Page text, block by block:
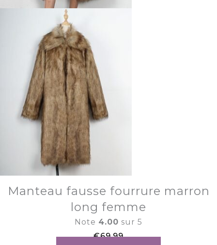
Manteau fausse fourrure marron
long femme
Note 4.00 sur 5
€69.99